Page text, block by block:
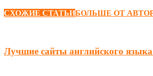
СХОЖИЕ СТАТЬИБОЛЬШЕ ОТ
Лучшие сайты английского языка